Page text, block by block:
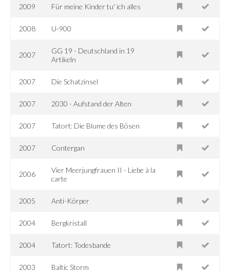
2009 Für meine Kinder tu' ich alles
2008 U-900
2007
GG 19 - Deutschland in 19
Artikeln
2007 Die Schatzinsel
2007 2030 - Aufstand der Alten
2007 Tatort: Die Blume des Bösen
2007 Contergan
2006
Vier Meerjungfrauen II - Liebe à la
carte
2005 Anti-Körper
2004 Bergkristall
2004 Tatort: Todesbande
2003 Baltic Storm